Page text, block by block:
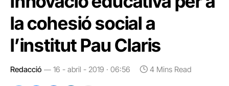
la cohesió social a
l’institut Pau Claris
Redacció 16 - abril - 2019 · 06:56 4 Mins Read